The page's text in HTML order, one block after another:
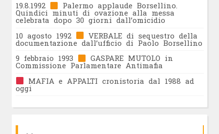
19.8.1992
Palermo applaude Borsellino.
Quindici minuti di ovazione alla messa
celebrata dopo 30 giorni dall’omicidio
10 agosto 1992
VERBALE di sequestro della
documentazione dall’ufficio di Paolo Borsellino
9 febbraio 1993
GASPARE MUTOLO in
Commissione Parlamentare Antimafia
MAFIA e APPALTI cronistoria dal 1988 ad
oggi